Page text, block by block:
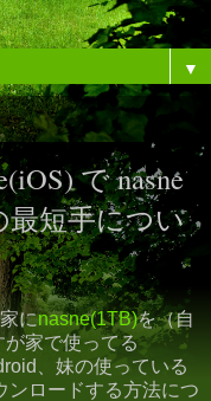
▼
で nasne
最短手につい
にnasne(1TB)を（自
家で使ってる
、妹の使っている
ンロードする方法につ